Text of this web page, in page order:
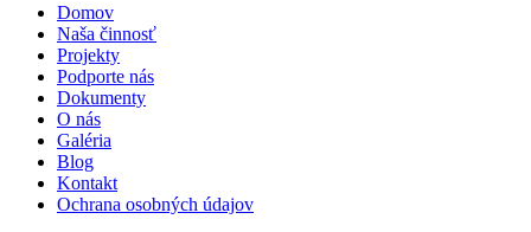
Domov
Naša činnosť
Projekty
Podporte nás
Dokumenty
O nás
Galéria
Blog
Kontakt
Ochrana osobných údajov